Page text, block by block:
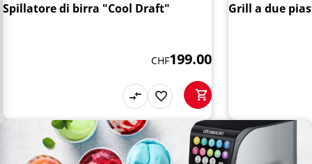
Spillatore di birra "Cool Draft"
CHF199.00
Grill a due